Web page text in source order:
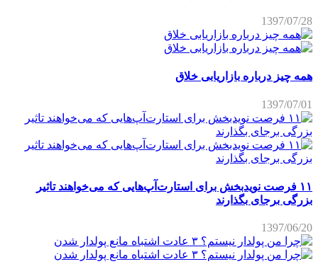
1397/07/28
همه چیز درباره بازاریابی خلاق
1397/07/01
۱۱ فرصت نویدبخش برای استارت‌آپ‌هایی که می‌خواهند تاثیر
بزرگی برجای بگذارند
1397/06/20